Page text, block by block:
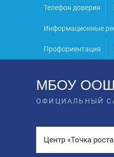
Телефон доверия
Информационные
Профориентация
МБОУ ООШ
ОФИЦИАЛЬНЫЙ
Центр «Точка